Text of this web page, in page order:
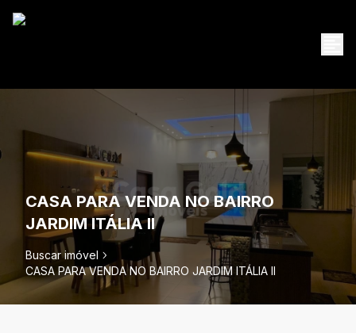
CASA PARA VENDA NO BAIRRO
JARDIM ITÁLIA II
Buscar imóvel
CASA PARA VENDA NO BAIRRO JARDIM ITÁLIA II